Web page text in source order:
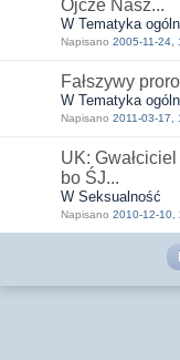
Ojcze Nasz...
W Tematyka
Napisano 2005-11-24,
Fałszywy
W Tematyka
Napisano 2011-03-17,
UK:
bo ŚJ...
W Seksualność
Napisano 2010-12-10,